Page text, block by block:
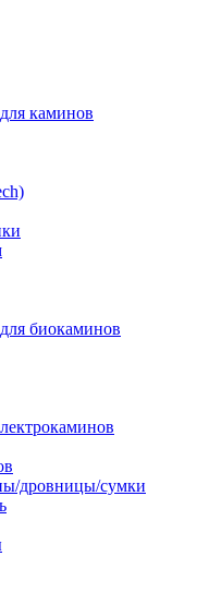
каминов
биокаминов
дровницы/сумки